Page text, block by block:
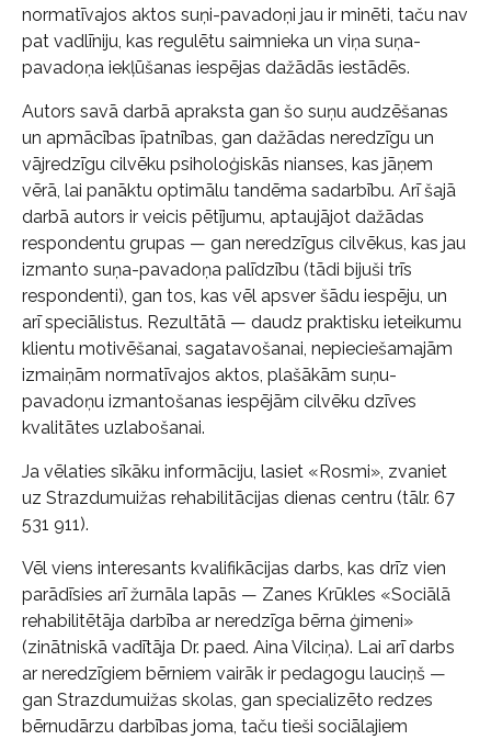
normatīvajos aktos suņi-pavadoņi jau ir minēti, taču nav
pat vadlīniju, kas regulētu saimnieka un viņa suņa-
pavadoņa iekļūšanas iespējas dažādās iestādēs.
Autors savā darbā apraksta gan šo suņu audzēšanas
un apmācības īpatnības, gan dažādas neredzīgu un
vājredzīgu cilvēku psiholoģiskās nianses, kas jāņem
vērā, lai panāktu optimālu tandēma sadarbību. Arī šajā
darbā autors ir veicis pētījumu, aptaujājot dažādas
respondentu grupas — gan neredzīgus cilvēkus, kas jau
izmanto suņa-pavadoņa palīdzību (tādi bijuši trīs
respondenti), gan tos, kas vēl apsver šādu iespēju, un
arī speciālistus. Rezultātā — daudz praktisku ieteikumu
klientu motivēšanai, sagatavošanai, nepieciešamajām
izmaiņām normatīvajos aktos, plašākām suņu-
pavadoņu izmantošanas iespējām cilvēku dzīves
kvalitātes uzlabošanai.
Ja vēlaties sīkāku informāciju, lasiet «Rosmi», zvaniet
uz Strazdumuižas rehabilitācijas dienas centru (tālr. 67
531 911).
Vēl viens interesants kvalifikācijas darbs, kas drīz vien
parādīsies arī žurnāla lapās — Zanes Krūkles «Sociālā
rehabilitētāja darbība ar neredzīga bērna ģimeni»
(zinātniskā vadītāja Dr. paed. Aina Vilciņa). Lai arī darbs
ar neredzīgiem bērniem vairāk ir pedagogu lauciņš —
gan Strazdumuižas skolas, gan specializēto redzes
bērnudārzu darbības joma, taču tieši sociālajiem